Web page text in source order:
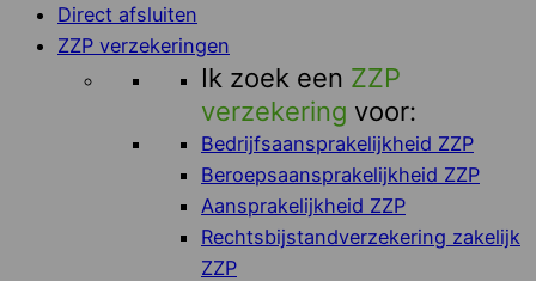
Direct afsluiten
ZZP verzekeringen
Ik zoek een ZZP
verzekering voor:
Bedrijfsaansprakelijkheid ZZP
Beroepsaansprakelijkheid ZZP
Aansprakelijkheid ZZP
Rechtsbijstandverzekering zakelijk
ZZP